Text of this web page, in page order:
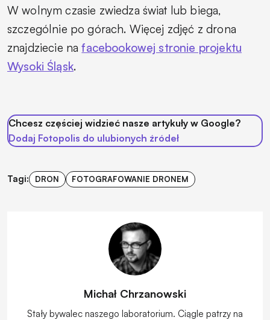
W wolnym czasie zwiedza świat lub biega,
szczególnie po górach. Więcej zdjęć z drona
znajdziecie nafacebookowej stronie projektu
Wysoki Śląsk.
Chcesz częściej widzieć nasze artykuły w Google?
Dodaj Fotopolis do ulubionych źródeł
Tagi: DRON FOTOGRAFOWANIE DRONEM
Michał Chrzanowski
Stały bywalec naszego laboratorium. Ciągle patrzy na